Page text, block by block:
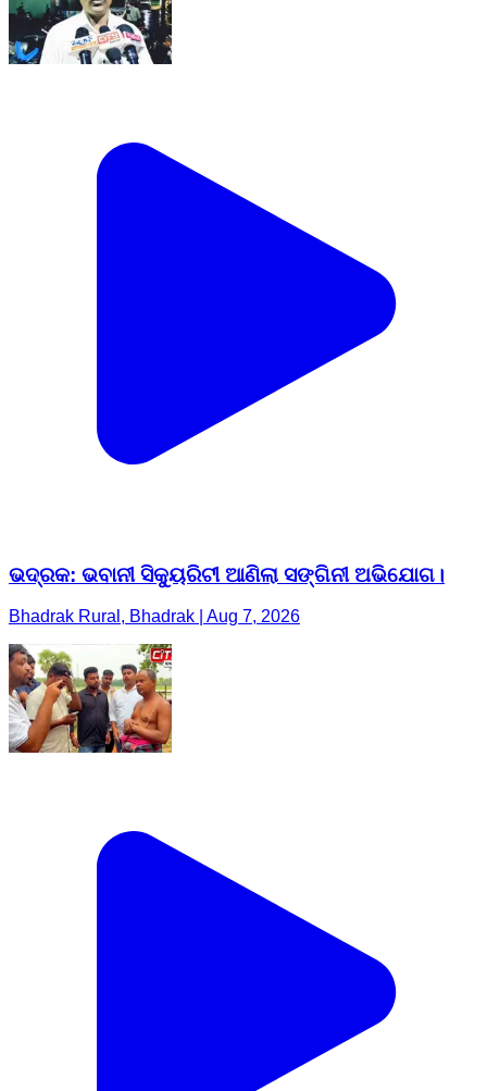
ଭଦ୍ରକ: ଭବାନୀ ସିକ୍ୟୁରିଟୀ ଆଣିଲା ସଙ୍ଗିନୀ ଅଭିଯୋଗ।
Bhadrak Rural, Bhadrak | Aug 7, 2026